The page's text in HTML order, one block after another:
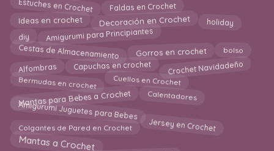
Estuches en Crochet Faldas en Crochet
Ideas en crochet Decoración en Crochet holiday
diy Amigurumi para Principiantes
Cestas de Almacenamiento Gorros en crochet bolso
Alfombras Capuchas en crochet Crochet Navidadeño
Bermudas en crochet Cuellos en Crochet
Mantas para Bebes a Crochet Calentadores
Amigurumi Juguetes para Bebes
Colgantes de Pared en Crochet Jersey en Crochet
Mantas a Crochet